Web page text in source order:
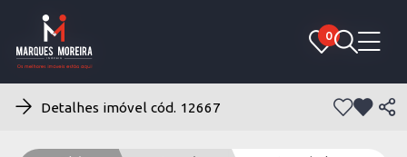
0
0
Detalhes imóvel cód. 12667